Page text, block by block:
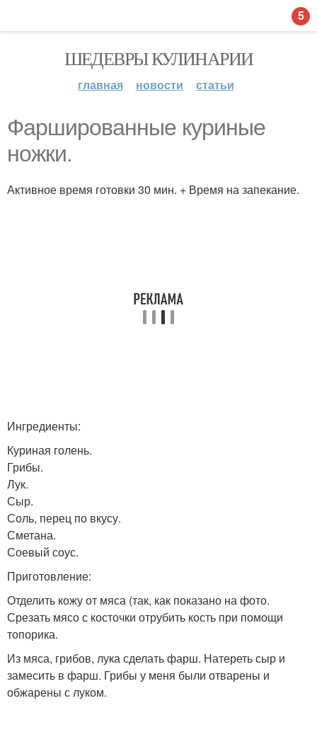
ШЕДЕВРЫ КУЛИНАРИИ
главная новости статьи
Фаршированные куриные
ножки.
Активное время готовки 30 мин. + Время на запекание.
Ингредиенты:
Куриная голень.
Грибы.
Лук.
Сыр.
Соль, перец по вкусу.
Сметана.
Соевый соус.
Приготовление:
Отделить кожу от мяса (так, как показано на фото.
Срезать мясо с косточки отрубить кость при помощи
топорика.
Из мяса, грибов, лука сделать фарш. Натереть сыр и
замесить в фарш. Грибы у меня были отварены и
обжарены с луком.
5